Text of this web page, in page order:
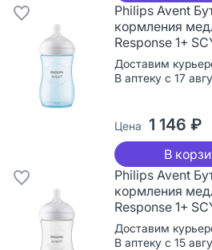
Philips Avent
кормления
Response 1+
Доставим
В аптеку с 17
Цена 1 146 ₽
В
Philips Avent
кормления
Response 1+
Доставим
В аптеку с 15